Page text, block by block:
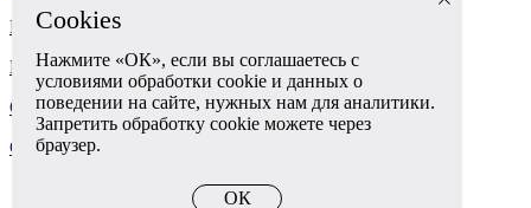
Cookies
Нажмите «ОК», если вы соглашаетесь с
условиями обработки cookie и данных о
поведении на сайте, нужных нам для аналитики.
Запретить обработку cookie можете через
браузер.
ОК
Разработка корпоративного сайта - ABETA
Политика использования cookies
Согласие на обработку персональных данных
Служба качества 7 (928) 864 22 22